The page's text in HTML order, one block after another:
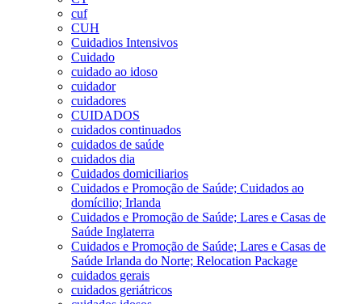
cuf
CUH
Cuidadios Intensivos
Cuidado
cuidado ao idoso
cuidador
cuidadores
CUIDADOS
cuidados continuados
cuidados de saúde
cuidados dia
Cuidados domiciliarios
Cuidados e Promoção de Saúde; Cuidados ao
domícilio; Irlanda
Cuidados e Promoção de Saúde; Lares e Casas de
Saúde Inglaterra
Cuidados e Promoção de Saúde; Lares e Casas de
Saúde Irlanda do Norte; Relocation Package
cuidados gerais
cuidados geriátricos